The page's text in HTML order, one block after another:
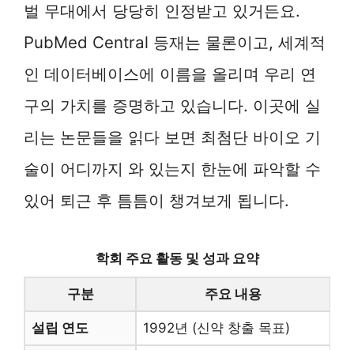
벌 무대에서 당당히 인정받고 있거든요.
PubMed Central 등재는 물론이고, 세계적
인 데이터베이스에 이름을 올리며 우리 연
구의 가치를 증명하고 있습니다. 이곳에 실
리는 논문들을 읽다 보면 최첨단 바이오 기
술이 어디까지 와 있는지 한눈에 파악할 수
있어 퇴근 후 틈틈이 챙겨보게 됩니다.
학회 주요 활동 및 성과 요약
구분 주요 내용
설립 연도 1992년 (신약 창출 목표)